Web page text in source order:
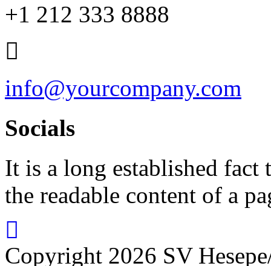
+1 212 333 8888
info@yourcompany.com
Socials
It is a long established fact
the readable content of a
Copyright 2026 SV